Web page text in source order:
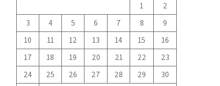
1
2
3
4 5 6 7 8
9
10
11 12 13 14 15
16
17
18 19 20 21 22
23
24
25 26 27 28 29
30